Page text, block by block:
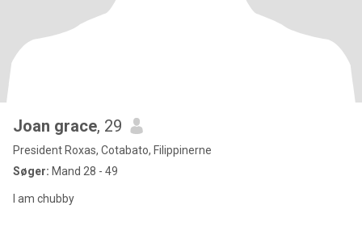
Joan grace, 29
President Roxas, Cotabato, Filippinerne
Søger: Mand 28 - 49
I am chubby